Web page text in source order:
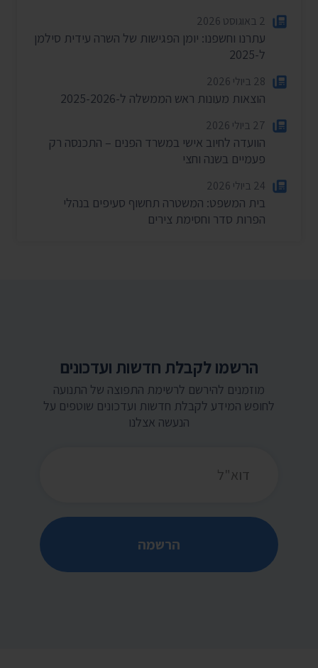
2 באוגוסט 2026
עתרנו וחשפנו: יומן הפגישות של השרה עידית סילמן
ל-2025
28 ביולי 2026
הוצאות מעונות ראש הממשלה ל-2025-2026
27 ביולי 2026
הוועדה לחיוב אישי במשרד הפנים – התכנסה רק
פעמיים בשנה וחצי
24 ביולי 2026
בית המשפט: המשטרה תחשוף סעיפים בנהלי
הפרות סדר וחסימת צירים
הרשמו לקבלת חדשות ועדכונים
מוזמנים להירשם לרשימת התפוצה של התנועה
לחופש המידע לקבלת חדשות ועדכונים שוטפים על
הנעשה אצלנו
הרשמה